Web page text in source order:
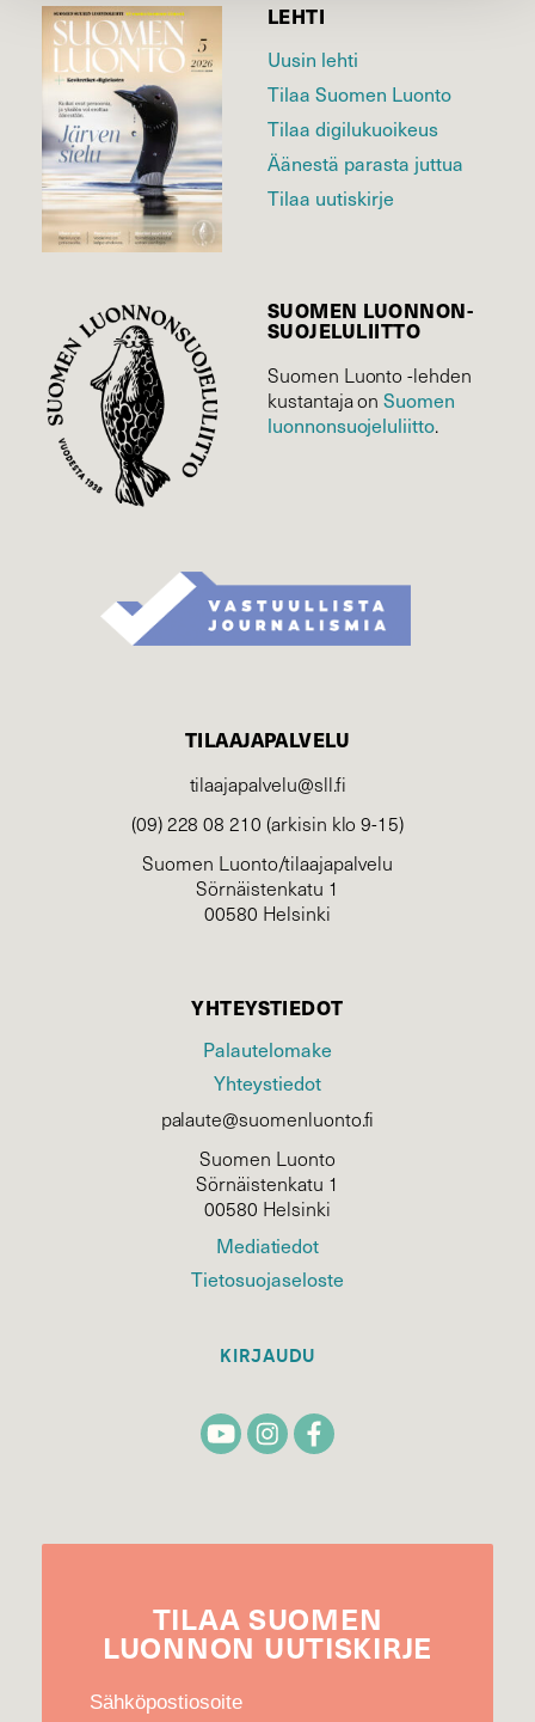
LEHTI
Uusin lehti
Tilaa Suomen Luonto
Tilaa digilukuoikeus
Äänestä parasta juttua
Tilaa uutiskirje
SUOMEN LUONNON­
SUOJELU­LIITTO
Suomen Luonto -lehden
kustantaja onSuomen
luonnonsuojelu­liitto.
TILAAJAPALVELU
tilaajapalvelu@sll.fi
(09) 228 08 210 (arkisin klo 9-15)
Suomen Luonto/tilaajapalvelu
Sörnäistenkatu 1
00580 Helsinki
YHTEYSTIEDOT
Palautelomake
Yhteystiedot
palaute@suomenluonto.fi
Suomen Luonto
Sörnäistenkatu 1
00580 Helsinki
Mediatiedot
Tietosuojaseloste
KIRJAUDU
TILAA SUOMEN
LUONNON UUTIS­KIRJE
Sähköpostiosoite